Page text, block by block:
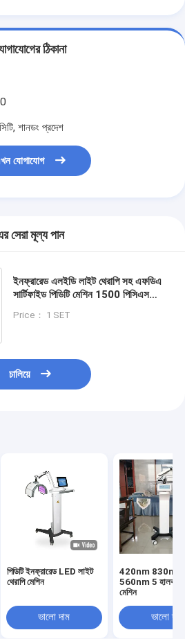
ঠিকানা
শানডং প্রদেশ
যোগাযোগ
সেরা মূল্য পান
ইনফ্রারেড এলইডি লাইট থেরাপি সহ এফডিএ
সার্টিফাইড পিডিটি মেশিন 1500 পিসিএস
Price： 1 SET
চালিয়ে
পিডিটি ইনফ্রারেড LED লাইট
থেরাপি মেশিন
ভালো দাম
420nm 830nm
560nm 5 হালকা
মেশিন
ভালো দাম